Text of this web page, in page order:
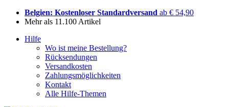
Belgien: Kostenloser Standardversand ab € 54,90
Mehr als 11.100 Artikel
Hilfe
Wo ist meine Bestellung?
Rücksendungen
Versandkosten
Zahlungsmöglichkeiten
Kontakt
Alle Hilfe-Themen